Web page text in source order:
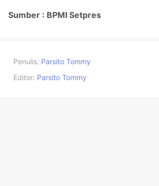
Sumber : BPMI Setpres
Penulis: Parsito Tommy
Editor: Parsito Tommy